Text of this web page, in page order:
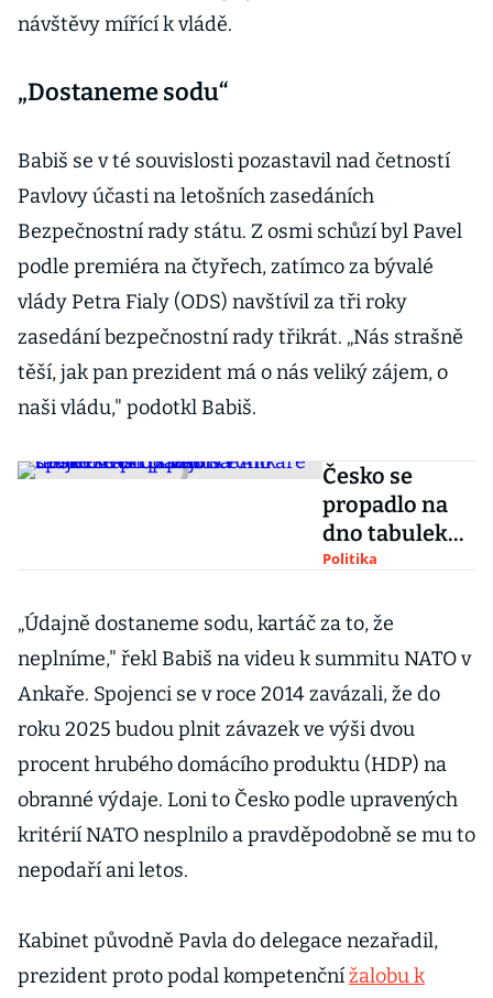
návštěvy mířící k vládě.
„Dostaneme sodu“
Babiš se v té souvislosti pozastavil nad četností
Pavlovy účasti na letošních zasedáních
Bezpečnostní rady státu. Z osmi schůzí byl Pavel
podle premiéra na čtyřech, zatímco za bývalé
vlády Petra Fialy (ODS) navštívil za tři roky
zasedání bezpečnostní rady třikrát. „Nás strašně
těší, jak pan prezident má o nás veliký zájem, o
naši vládu," podotkl Babiš.
Česko se
propadlo na
dno tabulek
NATO. Babiš
o čas i pověst
spolehlivého
Politika
„Údajně dostaneme sodu, kartáč za to, že
neplníme," řekl Babiš na videu k summitu NATO v
Ankaře. Spojenci se v roce 2014 zavázali, že do
roku 2025 budou plnit závazek ve výši dvou
procent hrubého domácího produktu (HDP) na
obranné výdaje. Loni to Česko podle upravených
kritérií NATO nesplnilo a pravděpodobně se mu to
nepodaří ani letos.
Kabinet původně Pavla do delegace nezařadil,
prezident proto podal kompetenčnížalobu k